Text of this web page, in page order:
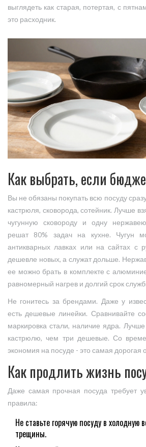
выглядеть как старая, потертая, с
это расходник.
Как выбрать, если
Вы не обязаны покупать всю посуду
кастрюля, сковорода, сотейник. Лучше
чугунную сковороду и одну
решат 80% задач на кухне. Чугун
антикварных лавках или на сайтах с
дешевле новых, а служат дольше.
ее можно брать в комплекте с
равномерный нагрев и долгий срок
Не гонитесь за брендами. Даже у
есть дешевые линейки. Сравнивайте
маркировка стали, наличие ядра.
кастрюлю, чем три дешевые. Со
экономия на посуде - это самая дорогая
Как продлить жизнь
Даже самая прочная посуда требует
правила:
Не ставьте горячую посуду в холодную
трещины.